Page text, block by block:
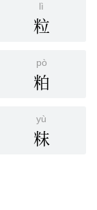
lì
粒
pò
粕
yù
粖